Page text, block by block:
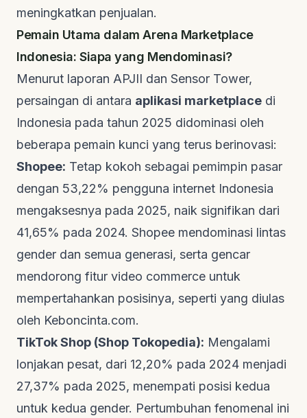
meningkatkan penjualan.
Pemain Utama dalam Arena Marketplace
Indonesia: Siapa yang Mendominasi?
Menurut laporan APJII dan Sensor Tower,
persaingan di antara aplikasi marketplace di
Indonesia pada tahun 2025 didominasi oleh
beberapa pemain kunci yang terus berinovasi:
Shopee: Tetap kokoh sebagai pemimpin pasar
dengan 53,22% pengguna internet Indonesia
mengaksesnya pada 2025, naik signifikan dari
41,65% pada 2024. Shopee mendominasi lintas
gender dan semua generasi, serta gencar
mendorong fitur video commerce untuk
mempertahankan posisinya, seperti yang diulas
oleh Keboncinta.com.
TikTok Shop (Shop Tokopedia): Mengalami
lonjakan pesat, dari 12,20% pada 2024 menjadi
27,37% pada 2025, menempati posisi kedua
untuk kedua gender. Pertumbuhan fenomenal ini